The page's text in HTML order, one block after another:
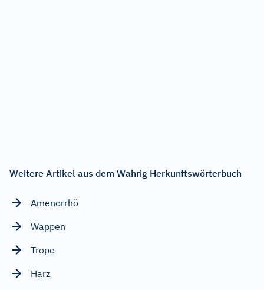
Weitere Artikel aus dem Wahrig Herkunftswörterbuch
Amenorrhö
Wappen
Trope
Harz